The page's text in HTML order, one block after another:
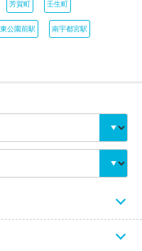
芳賀町 壬生町
公園前駅 南宇都宮駅